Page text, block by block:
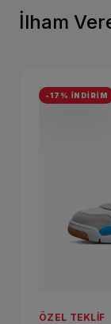
İlham
-17% İNDİRİM
ÖZEL TEKLIF